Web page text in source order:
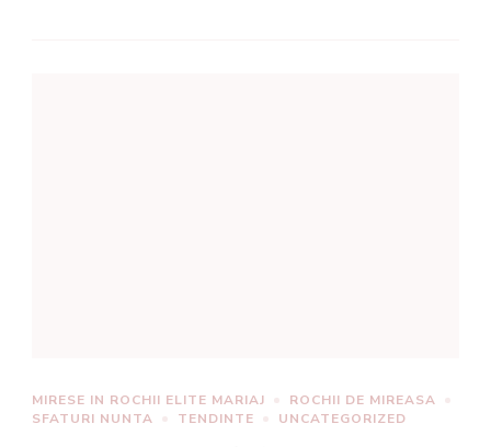
MIRESE IN ROCHII ELITE MARIAJ
ROCHII DE MIREASA
SFATURI NUNTA
TENDINTE UNCATEGORIZED